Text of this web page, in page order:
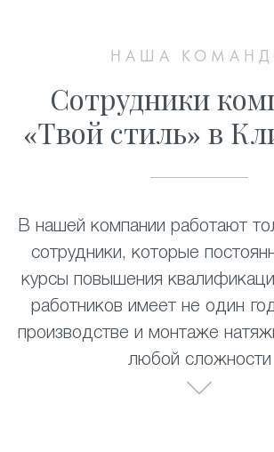
НАША
Сотрудники
«Твой стиль» в
В нашей компании работают
сотрудники, которые
курсы повышения
работников имеет не один
производстве и монтаже
любой сложности